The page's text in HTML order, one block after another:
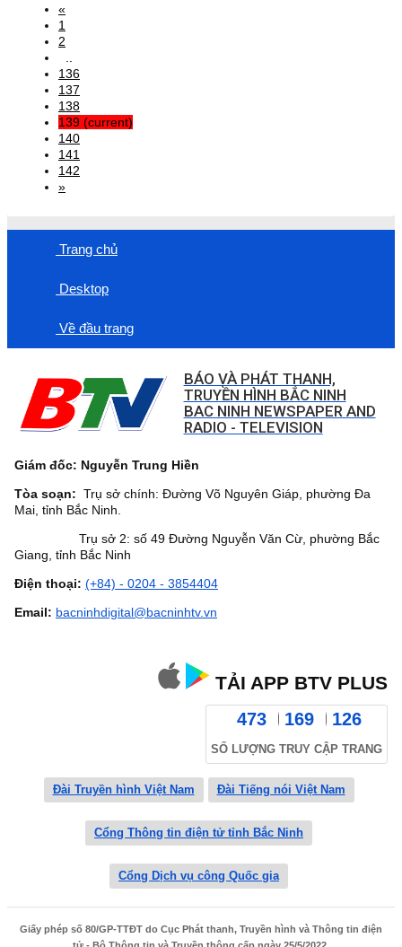
«
1
2
136
137
138
139 (current)
140
141
142
»
Trang chủ
Desktop
Về đầu trang
BÁO VÀ PHÁT THANH,
TRUYỀN HÌNH BẮC NINH
BAC NINH NEWSPAPER AND
RADIO - TELEVISION
Giám đốc: Nguyễn Trung Hiền
Tòa soạn: Trụ sở chính: Đường Võ Nguyên Giáp, phường Đa
Mai, tỉnh Bắc Ninh.
Trụ sở 2: số 49 Đường Nguyễn Văn Cừ, phường Bắc
Giang, tỉnh Bắc Ninh
Điện thoại: (+84) - 0204 - 3854404
Email: bacninhdigital@bacninhtv.vn
TẢI APP BTV PLUS
473 169 126
SỐ LƯỢNG TRUY CẬP TRANG
Đài Truyền hình Việt Nam Đài Tiếng nói Việt Nam
Cổng Thông tin điện tử tỉnh Bắc Ninh
Cổng Dịch vụ công Quốc gia
Giấy phép số 80/GP-TTĐT do Cục Phát thanh, Truyền hình và Thông tin điện
tử - Bộ Thông tin và Truyền thông cấp ngày 25/5/2022.